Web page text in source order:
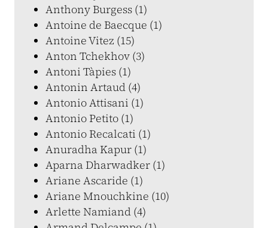
Anthony Burgess (1)
Antoine de Baecque (1)
Antoine Vitez (15)
Anton Tchekhov (3)
Antoni Tàpies (1)
Antonin Artaud (4)
Antonio Attisani (1)
Antonio Petito (1)
Antonio Recalcati (1)
Anuradha Kapur (1)
Aparna Dharwadker (1)
Ariane Ascaride (1)
Ariane Mnouchkine (10)
Arlette Namiand (4)